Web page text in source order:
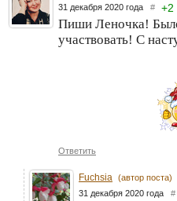
31 декабря 2020 года # +2
Пиши Леночка!
участвовать! С
Ответить
Fuchsia (автор поста)
31 декабря 2020 года #